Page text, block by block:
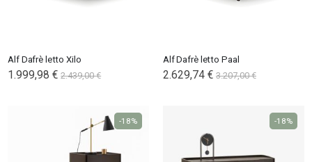
Alf Dafrè letto Xilo
1.999,98 € 2.439,00 €
Alf Dafrè letto Paal
2.629,74 € 3.207,00 €
-18% -18%